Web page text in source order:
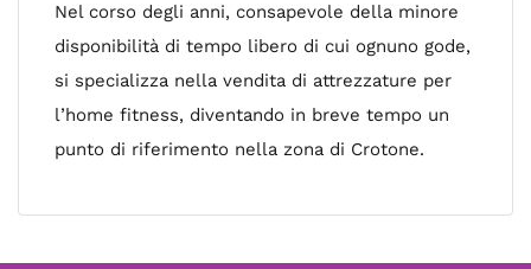
Nel corso degli anni, consapevole della minore
disponibilità di tempo libero di cui ognuno gode,
si specializza nella vendita di attrezzature per
l’home fitness, diventando in breve tempo un
punto di riferimento nella zona di Crotone.